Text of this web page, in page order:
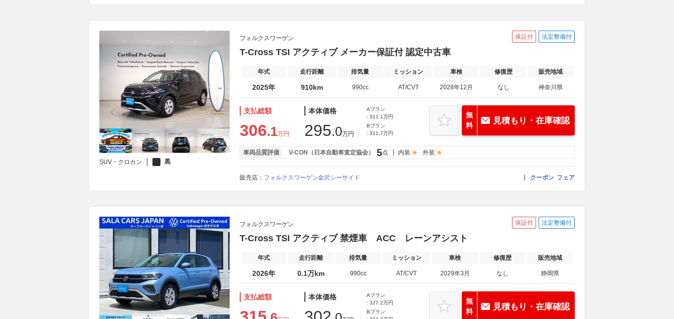
SUV・クロカン 黒
フォルクスワーゲン 保証付 法定整備付
T-Cross TSI アクティブ メーカー保証付 認定中古車
年式 走行距離 排気量 ミッション 車検 修復歴 販売地域
2025年 910km 990cc AT/CVT 2028年12月 なし 神奈川県
支払総額
306.1万円
本体価格
295.0万円
Aプラン
: 311.1万円
Bプラン
: 311.7万円
無
料
見積もり・在庫確認
車両品質評価 V-CON（日本自動車査定協会） 5点 内装: 外装:
販売店： フォルクスワーゲン金沢シーサイド クーポン フェア
フォルクスワーゲン 保証付 法定整備付
T-Cross TSI アクティブ 禁煙車 ACC レーンアシスト
年式 走行距離 排気量 ミッション 車検 修復歴 販売地域
2026年 0.1万km 990cc AT/CVT 2029年3月 なし 静岡県
支払総額 本体価格
Aプラン
: 327.2万円
Bプラン
無
料
見積もり・在庫確認